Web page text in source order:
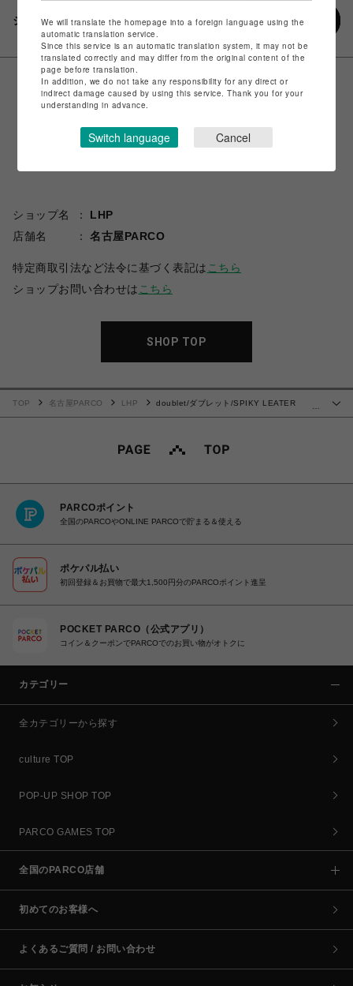
シェアする
ショップ名
LHP
店舗名
名古屋PARCO
特定商取引法など法令に基づく表記は こちら
ショップお問い合わせは こちら
SHOP TOP
…
TOP 名古屋PARCO LHP
doublet/ダブレット/SPIKY LEATER
PARCOポイント
全国のPARCOやONLINE PARCOで貯まる＆使える
ポケパル払い
初回登録＆お買物で最大1,500円分のPARCOポイント進呈
POCKET PARCO（公式アプリ）
コイン＆クーポンでPARCOでのお買い物がオトクに
カテゴリー
全カテゴリーから探す
culture TOP
POP-UP SHOP TOP
PARCO GAMES TOP
全国のPARCO店舗
初めてのお客様へ
よくあるご質問 / お問い合わせ
We will translate the homepage into a foreign language using the
automatic translation service.
Since this service is an automatic translation system, it may not be
translated correctly and may differ from the original content of the
page before translation.
In addition, we do not take any responsibility for any direct or
indirect damage caused by using this service. Thank you for your
understanding in advance.
Switch language Cancel